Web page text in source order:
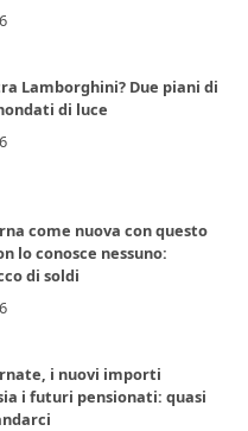
Lamborghini? Due piani di
di luce
come nuova con questo
lo conosce nessuno:
di soldi
i nuovi importi
i futuri pensionati: quasi